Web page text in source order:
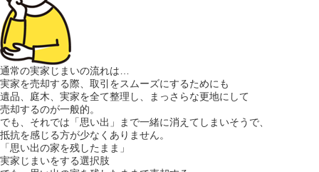
通常の実家じまいの流れは…
実家を売却する際、取引をスムーズにするためにも
遺品、庭木、実家を全て整理し、まっさらな更地にして
売却するのが一般的。
でも、それでは「思い出」まで一緒に消えてしまいそうで、
抵抗を感じる方が少なくありません。
「思い出の家を残したまま」
実家じまいをする選択肢